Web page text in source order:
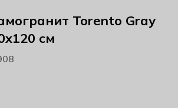
Torento Gray
см